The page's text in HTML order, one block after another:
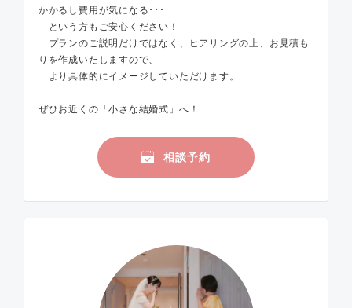
かかるし費用が気になる･･･
という方もご安心ください！
プランのご説明だけではなく、ヒアリングの上、お見積も
りを作成いたしますので、
より具体的にイメージしていただけます。
ぜひお近くの「小さな結婚式」へ！
相談予約